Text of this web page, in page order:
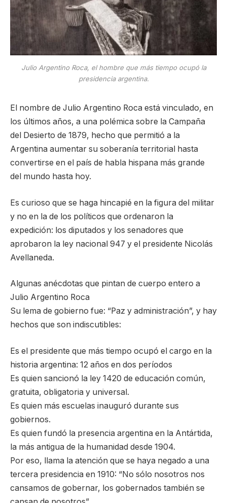
Julio Argentino Roca, el hombre que más tiempo ocupó la
presidencia argentina.
El nombre de Julio Argentino Roca está vinculado, en
los últimos años, a una polémica sobre la Campaña
del Desierto de 1879, hecho que permitió a la
Argentina aumentar su soberanía territorial hasta
convertirse en el país de habla hispana más grande
del mundo hasta hoy.
Es curioso que se haga hincapié en la figura del militar
y no en la de los políticos que ordenaron la
expedición: los diputados y los senadores que
aprobaron la ley nacional 947 y el presidente Nicolás
Avellaneda.
Algunas anécdotas que pintan de cuerpo entero a
Julio Argentino Roca
Su lema de gobierno fue: “Paz y administración”, y hay
hechos que son indiscutibles:
Es el presidente que más tiempo ocupó el cargo en la
historia argentina: 12 años en dos períodos
Es quien sancionó la ley 1420 de educación común,
gratuita, obligatoria y universal.
Es quien más escuelas inauguró durante sus
gobiernos.
Es quien fundó la presencia argentina en la Antártida,
la más antigua de la humanidad desde 1904.
Por eso, llama la atención que se haya negado a una
tercera presidencia en 1910: “No sólo nosotros nos
cansamos de gobernar, los gobernados también se